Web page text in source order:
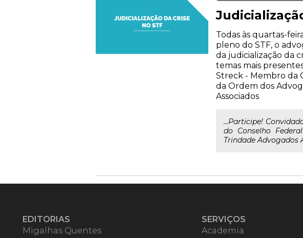
Todas às quartas-
pleno do STF, o
da judicialização da
temas mais
Streck - Membro da
da Ordem dos
Associados
...Participe!
do Conselho
Trindade Advogados
EDITORIAS
Migalhas Quentes
SERVIÇOS
Academia